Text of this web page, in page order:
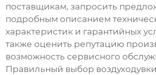
поставщикам, запросить
подробным описанием
характеристик и гарантийных
также оценить репутацию
возможность сервисного
Правильный выбор воздуходувки